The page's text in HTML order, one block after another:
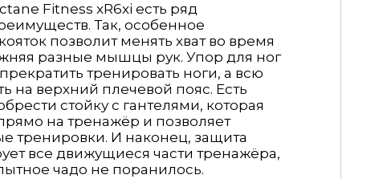
Fitness xR6xi есть ряд
Так, особенное
позволит менять хват во время
разные мышцы рук. Упор для ног
тренировать ноги, а всю
на верхний плечевой пояс. Есть
стойку с гантелями, которая
на тренажёр и позволяет
тренировки. И наконец, защита
все движущиеся части тренажёра,
чадо не поранилось.